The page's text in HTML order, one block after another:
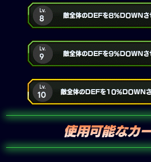
敵全体のDEFを8%DOWNさ
Lv.
8
敵全体のDEFを9%DOWNさ
Lv.
9
敵全体のDEFを10%DOWN
Lv.
10
使用可能なカ